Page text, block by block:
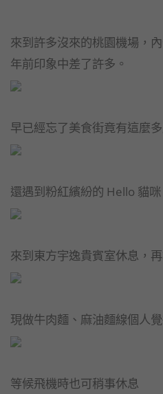
來到許多沒來的桃園機場，
年前印象中差了許多。
早已經忘了美食街竟有這麼
還遇到粉紅繽紛的 Hello 貓
來到東方宇逸貴賓室休息，
現做牛肉麵、麻油麵線個人
等候飛機時也可稍事休息